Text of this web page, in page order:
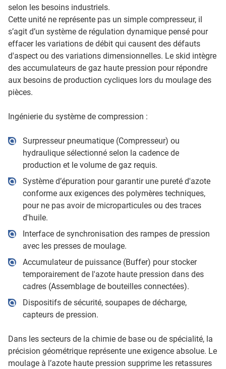
selon les besoins industriels.
Cette unité ne représente pas un simple compresseur, il
s’agit d’un système de régulation dynamique pensé pour
effacer les variations de débit qui causent des défauts
d'aspect ou des variations dimensionnelles. Le skid intègre
des accumulateurs de gaz haute pression pour répondre
aux besoins de production cycliques lors du moulage des
pièces.
Ingénierie du système de compression :
Surpresseur pneumatique (Compresseur) ou
hydraulique sélectionné selon la cadence de
production et le volume de gaz requis.
Système d’épuration pour garantir une pureté d'azote
conforme aux exigences des polymères techniques,
pour ne pas avoir de microparticules ou des traces
d'huile.
Interface de synchronisation des rampes de pression
avec les presses de moulage.
Accumulateur de puissance (Buffer) pour stocker
temporairement de l'azote haute pression dans des
cadres (Assemblage de bouteilles connectées).
Dispositifs de sécurité, soupapes de décharge,
capteurs de pression.
Dans les secteurs de la chimie de base ou de spécialité, la
précision géométrique représente une exigence absolue. Le
moulage à l’azote haute pression supprime les retassures